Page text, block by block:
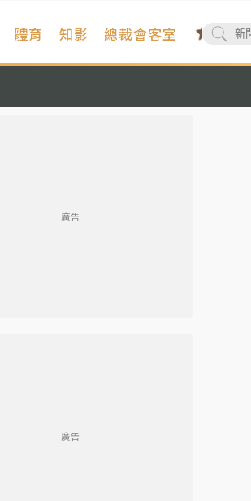
體育 知影 總裁會客室
廣告
廣告